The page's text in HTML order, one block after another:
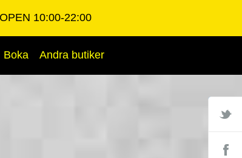
OPEN 10:00-22:00
Boka Andra butiker